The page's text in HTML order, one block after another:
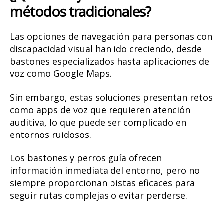
métodos tradicionales?
Las opciones de navegación para personas con
discapacidad visual han ido creciendo, desde
bastones especializados hasta aplicaciones de
voz como Google Maps.
Sin embargo, estas soluciones presentan retos
como apps de voz que requieren atención
auditiva, lo que puede ser complicado en
entornos ruidosos.
Los bastones y perros guía ofrecen
información inmediata del entorno, pero no
siempre proporcionan pistas eficaces para
seguir rutas complejas o evitar perderse.